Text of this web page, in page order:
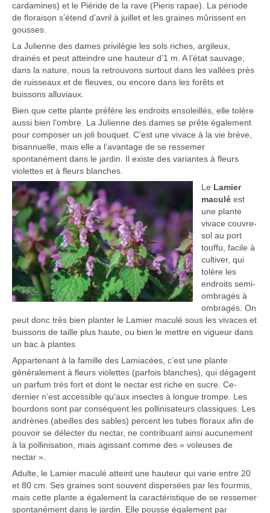
cardamines) et le Piéride de la rave (Pieris rapae). La période
de floraison s’étend d’avril à juillet et les graines mûrissent en
gousses.
La Julienne des dames privilégie les sols riches, argileux,
drainés et peut atteindre une hauteur d’1 m. A l’état sauvage,
dans la nature, nous la retrouvons surtout dans les vallées près
de ruisseaux et de fleuves, ou encore dans les forêts et
buissons alluviaux.
Bien que cette plante préfère les endroits ensoleillés, elle tolère
aussi bien l’ombre. La Julienne des dames se prête également
pour composer un joli bouquet. C’est une vivace à la vie brève,
bisannuelle, mais elle a l’avantage de se ressemer
spontanément dans le jardin. Il existe des variantes à fleurs
violettes et à fleurs blanches.
Le Lamier
maculé est
une plante
vivace couvre-
sol au port
touffu, facile à
cultiver, qui
tolère les
endroits semi-
ombragés à
ombragés. On
peut donc très bien planter le Lamier maculé sous les vivaces et
buissons de taille plus haute, ou bien le mettre en vigueur dans
un bac à plantes
Appartenant à la famille des Lamiacées, c’est une plante
généralement à fleurs violettes (parfois blanches), qui dégagent
un parfum très fort et dont le nectar est riche en sucre. Ce-
dernier n’est accessible qu‘aux insectes à longue trompe. Les
bourdons sont par conséquent les pollinisateurs classiques. Les
andrènes (abeilles des sables) percent les tubes floraux afin de
pouvoir se délecter du nectar, ne contribuant ainsi aucunement
à la pollinisation, mais agissant comme des « voleuses de
nectar ».
Adulte, le Lamier maculé atteint une hauteur qui varie entre 20
et 80 cm. Ses graines sont souvent dispersées par les fourmis,
mais cette plante a également la caractéristique de se ressemer
spontanément dans le jardin. Elle pousse également par